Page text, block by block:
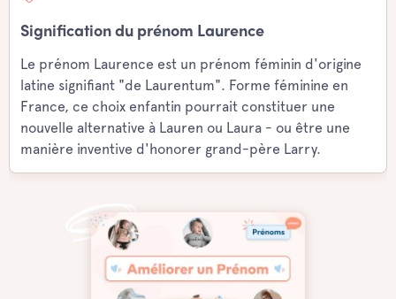
Signification du prénom Laurence
Le prénom Laurence est un prénom féminin d'origine
latine signifiant "de Laurentum". Forme féminine en
France, ce choix enfantin pourrait constituer une
nouvelle alternative à Lauren ou Laura - ou être une
manière inventive d'honorer grand-père Larry.